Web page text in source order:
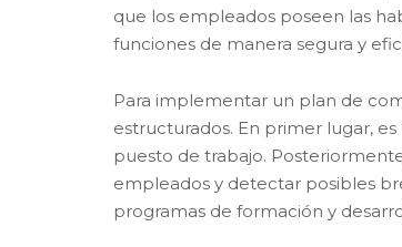
que los empleados poseen las
funciones de manera segura y
Para implementar un plan de
estructurados. En primer lugar,
puesto de trabajo.
empleados y detectar posibles
programas de formación y